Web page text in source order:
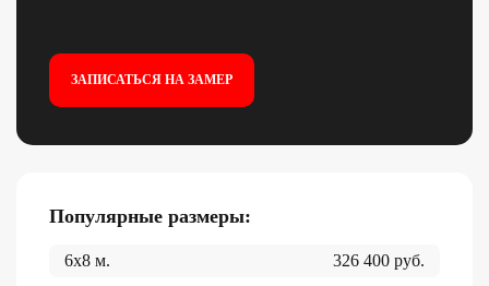
ЗАПИСАТЬСЯ НА ЗАМЕР
Популярные размеры:
6x8 м. 326 400 руб.